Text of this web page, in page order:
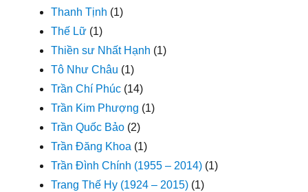
Thanh Tịnh (1)
Thế Lữ (1)
Thiền sư Nhất Hạnh (1)
Tô Như Châu (1)
Trần Chí Phúc (14)
Trần Kim Phượng (1)
Trần Quốc Bảo (2)
Trần Đăng Khoa (1)
Trần Đình Chính (1955 – 2014) (1)
Trang Thế Hy (1924 – 2015) (1)